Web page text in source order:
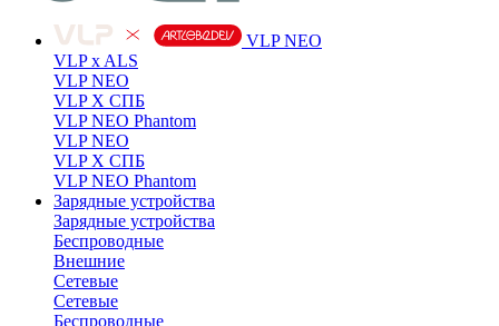
VLP NEO
VLP x ALS
VLP NEO
VLP X СПБ
VLP NEO Phantom
VLP NEO
VLP X СПБ
VLP NEO Phantom
Зарядные устройства
Зарядные устройства
Беспроводные
Внешние
Сетевые
Сетевые
Беспроводные